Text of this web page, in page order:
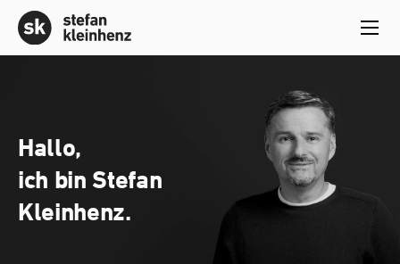
Hallo,
ich bin Stefan
Kleinhenz.